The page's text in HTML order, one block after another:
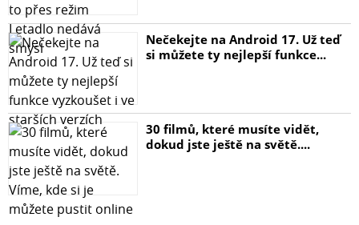
Nečekejte na Android 17. Už teď
si můžete ty nejlepší funkce...
30 filmů, které musíte vidět,
dokud jste ještě na světě....